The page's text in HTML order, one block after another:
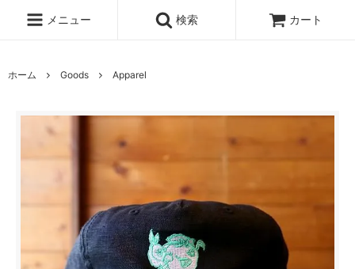
メニュー 検索 カート
ホーム Goods Apparel